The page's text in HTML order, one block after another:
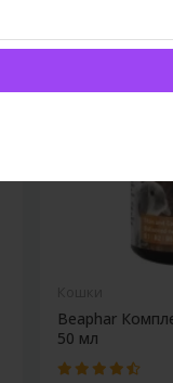
Beaphar
50 мл